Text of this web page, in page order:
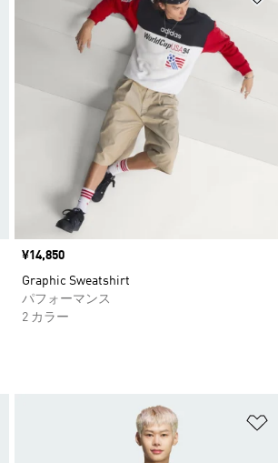
価格
¥14,850
Graphic Sweatshirt
パフォーマンス
2 カラー
ほしいものリストに追加